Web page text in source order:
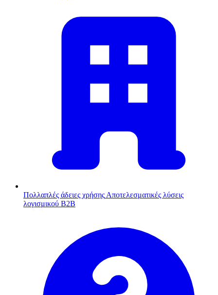
Πολλαπλές άδειες χρήσης Αποτελεσματικές λύσεις
λογισμικού B2B